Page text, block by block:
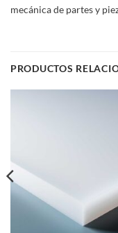
mecánica de partes y
PRODUCTOS